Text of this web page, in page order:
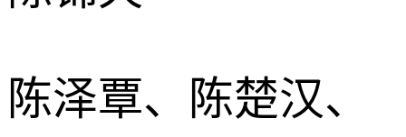
陈泽覃、陈楚汉、